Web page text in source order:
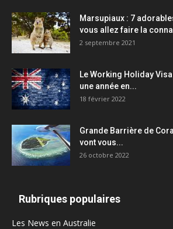
Marsupiaux : 7
vous allez faire la
2 septembre 2021
Le Working Holiday
une année en...
18 février 2022
Grande Barrière de
vont vous...
26 octobre 2022
Rubriques populaires
Les News en Australie